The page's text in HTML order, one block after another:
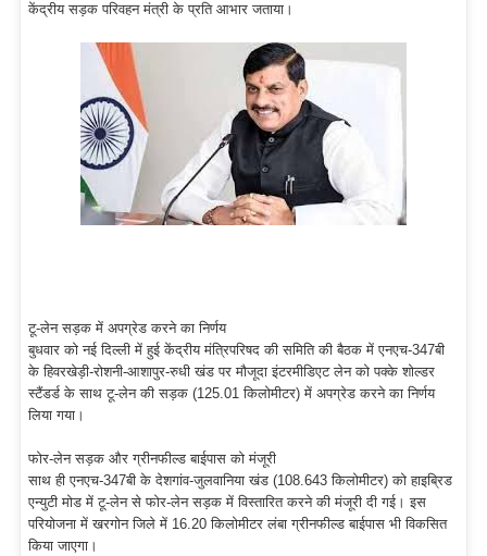
केंद्रीय सड़क परिवहन मंत्री के प्रति आभार जताया।
टू-लेन सड़क में अपग्रेड करने का निर्णय
बुधवार को नई दिल्ली में हुई केंद्रीय मंत्रिपरिषद की समिति की बैठक में एनएच-347बी
के हिवरखेड़ी-रोशनी-आशापुर-रुधी खंड पर मौजूदा इंटरमीडिएट लेन को पक्के शोल्डर
स्टैंडर्ड के साथ टू-लेन की सड़क (125.01 किलोमीटर) में अपग्रेड करने का निर्णय
लिया गया।
फोर-लेन सड़क और ग्रीनफील्ड बाईपास को मंजूरी
साथ ही एनएच-347बी के देशगांव-जुलवानिया खंड (108.643 किलोमीटर) को हाइब्रिड
एन्युटी मोड में टू-लेन से फोर-लेन सड़क में विस्तारित करने की मंजूरी दी गई। इस
परियोजना में खरगोन जिले में 16.20 किलोमीटर लंबा ग्रीनफील्ड बाईपास भी विकसित
किया जाएगा।